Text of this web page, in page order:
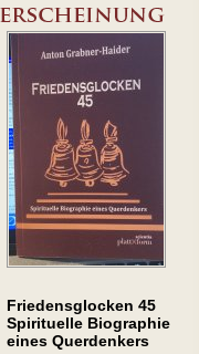
Friedensglocken 45
Spirituelle Biographie
eines Querdenkers